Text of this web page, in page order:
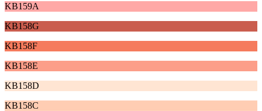
KB159A
KB158G
KB158F
KB158E
KB158D
KB158C